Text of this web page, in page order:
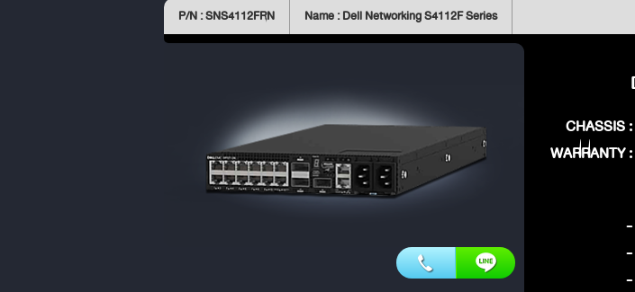
P/N : SNS4112FRN Name : Dell Networking S4112F Series
CHASSIS :
WARRANTY :
-
-
-